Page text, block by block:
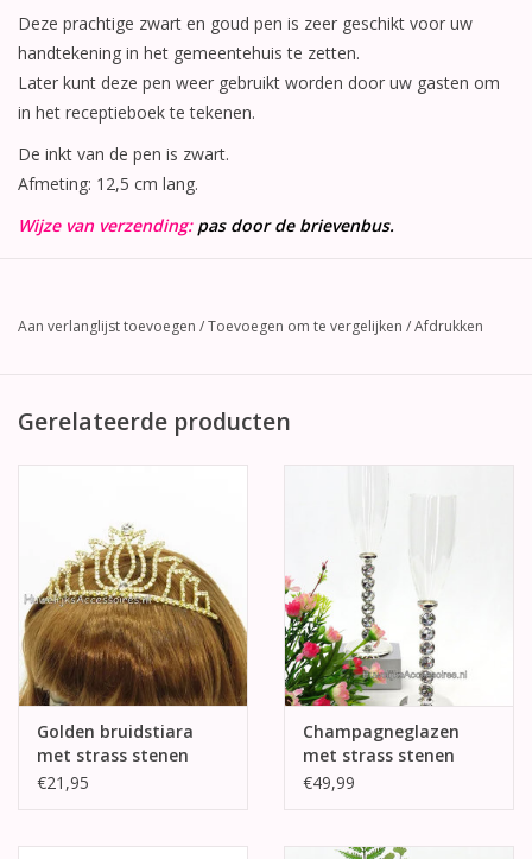
Deze prachtige zwart en goud pen is zeer geschikt voor uw
handtekening in het gemeentehuis te zetten.
Later kunt deze pen weer gebruikt worden door uw gasten om
in het receptieboek te tekenen.
De inkt van de pen is zwart.
Afmeting: 12,5 cm lang.
Wijze van verzending: pas door de brievenbus.
Aan verlanglijst toevoegen /Toevoegen om te vergelijken /Afdrukken
Gerelateerde producten
Golden bruidstiara
met strass stenen
€21,95
Champagneglazen
met strass stenen
€49,99